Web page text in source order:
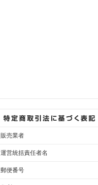
販売業者
運営統括責任者名
郵便番号